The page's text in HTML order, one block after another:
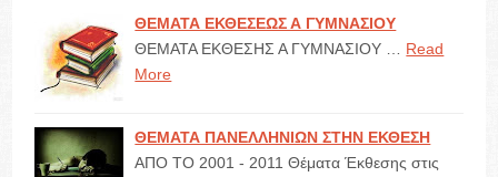
ΘΕΜΑΤΑ ΕΚΘΕΣΕΩΣ Α ΓΥΜΝΑΣΙΟΥ
ΘΕΜΑΤΑ ΕΚΘΕΣΗΣ Α ΓΥΜΝΑΣΙΟΥ …
Read
More
ΘΕΜΑΤΑ ΠΑΝΕΛΛΗΝΙΩΝ ΣΤΗΝ ΕΚΘΕΣΗ
ΑΠΟ ΤΟ 2001 - 2011 Θέματα Έκθεσης στις